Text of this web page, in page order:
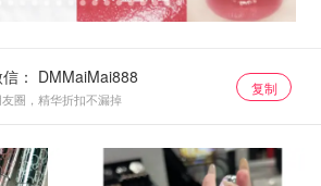
：
圈，精华折扣不漏掉
复制
后台新品